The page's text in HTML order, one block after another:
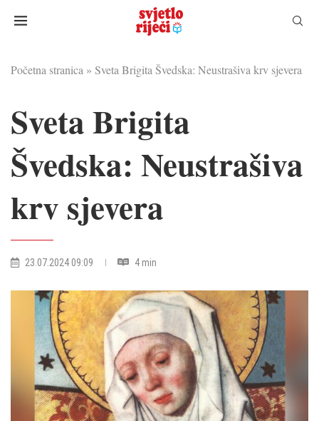
Početna stranica » Sveta Brigita Švedska: Neustrašiva krv sjevera
Sveta Brigita
Švedska: Neustrašiva
krv sjevera
23.07.2024 09:09 4 min